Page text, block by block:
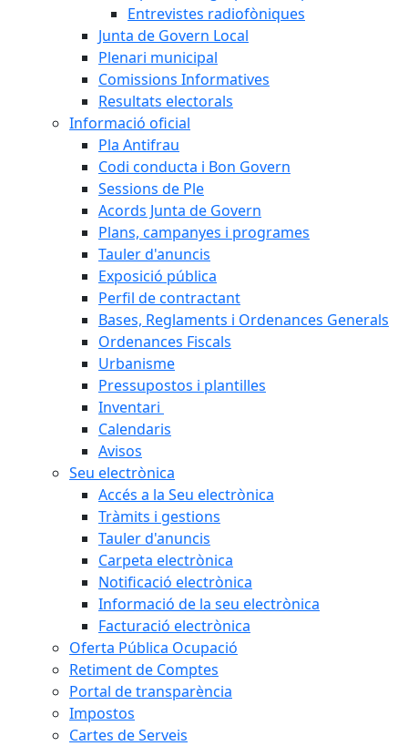
Entrevistes radiofòniques
Junta de Govern Local
Plenari municipal
Comissions Informatives
Resultats electorals
Informació oficial
Pla Antifrau
Codi conducta i Bon Govern
Sessions de Ple
Acords Junta de Govern
Plans, campanyes i programes
Tauler d'anuncis
Exposició pública
Perfil de contractant
Bases, Reglaments i Ordenances Generals
Ordenances Fiscals
Urbanisme
Pressupostos i plantilles
Inventari
Calendaris
Avisos
Seu electrònica
Accés a la Seu electrònica
Tràmits i gestions
Tauler d'anuncis
Carpeta electrònica
Notificació electrònica
Informació de la seu electrònica
Facturació electrònica
Oferta Pública Ocupació
Retiment de Comptes
Portal de transparència
Impostos
Cartes de Serveis